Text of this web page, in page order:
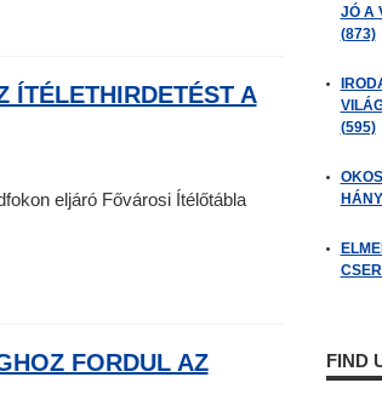
ÍTÉLETHIRDETÉST A
eljáró Fővárosi Ítélőtábla
FORDUL AZ
JÓ A
(873)
(595)
FIND